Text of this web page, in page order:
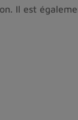
Il est